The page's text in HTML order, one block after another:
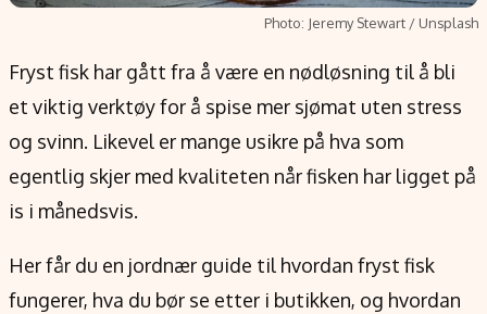
Om oss
Kontakt oss
Forfattere og redaksjon
Etiske retningslinjer
Verdensnyheter
Photo: Jeremy Stewart / Unsplash
Fryst fisk har gått fra å være en nødløsning til å bli
et viktig verktøy for å spise mer sjømat uten stress
og svinn. Likevel er mange usikre på hva som
egentlig skjer med kvaliteten når fisken har ligget på
is i månedsvis.
Her får du en jordnær guide til hvordan fryst fisk
fungerer, hva du bør se etter i butikken, og hvordan